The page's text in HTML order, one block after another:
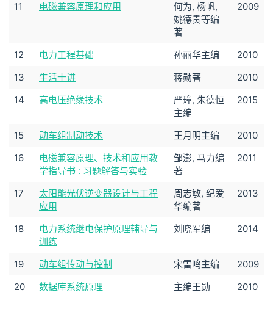
11
电磁兼容原理和应用
何为, 杨帆,
姚德贵等编
著
2009
12 电力工程基础 孙丽华主编
2010
13
生活十讲 蒋勋著
2010
14
高电压绝缘技术
严璋, 朱德恒
主编
2015
15 动车组制动技术 王月明主编
2010
16
电磁兼容原理、技术和应用教
学指导书 : 习题解答与实验
邹澎, 马力编
著
2011
17
太阳能光伏逆变器设计与工程
应用
周志敏, 纪爱
华编著
2013
18
电力系统继电保护原理辅导与
训练
刘晓军编 2014
19 动车组传动与控制 宋雷鸣主编
2009
20
数据库系统原理 主编王勋 2010